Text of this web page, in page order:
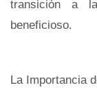
transición a
beneficioso.
La Importancia